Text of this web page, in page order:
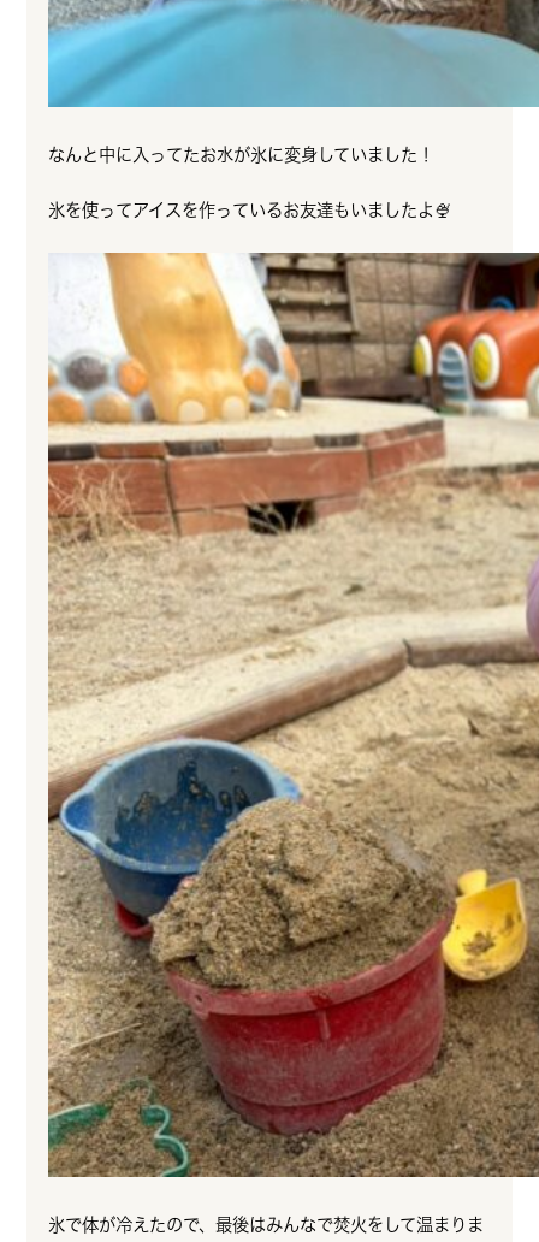
なんと中に入ってたお水が氷に変身していました！
氷を使ってアイスを作っているお友達もいましたよ🍨
氷で体が冷えたので、最後はみんなで焚火をして温まりま